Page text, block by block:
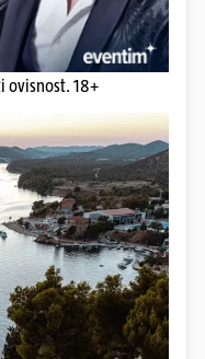
ovisnost. 18+